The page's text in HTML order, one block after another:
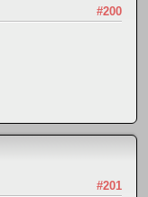
#200
#201